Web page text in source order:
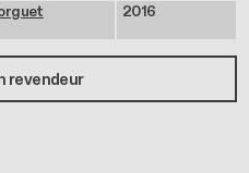
2016
revendeur